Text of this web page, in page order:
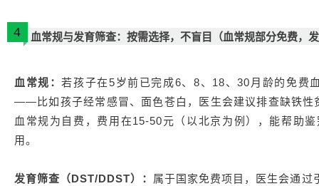
4 血常规与发育筛查：按需选择，不盲目 （血常规部分免费，
血常规：若孩子在5岁前已完成6、8、18、30月龄的免费
——比如孩子经常感冒、面色苍白，医生会建议排查缺铁性
血常规为自费，费用在15-50元（以北京为例），能帮助
用。
发育筛查（DST/DDST）： 属于国家免费项目，医生会通